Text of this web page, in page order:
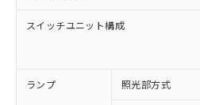
スイッチユニット構成
ランプ 照光部方式